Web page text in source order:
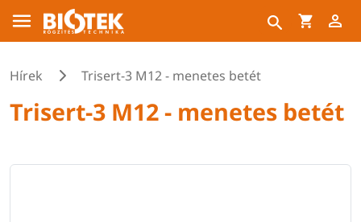
Hírek Trisert-3 M12 - menetes betét
Trisert-3 M12 - menetes betét